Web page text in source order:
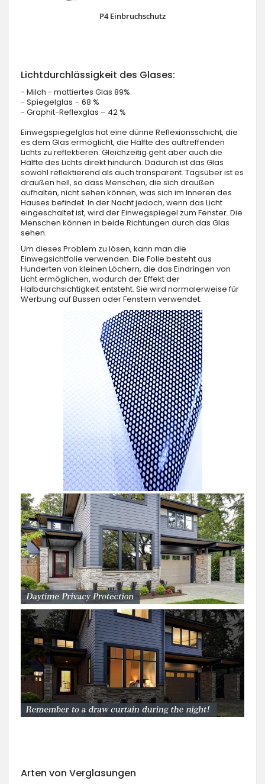
P4 Einbruchschutz
Lichtdurchlässigkeit des Glases:
- Milch - mattiertes Glas 89%.
- Spiegelglas – 68 %
- Graphit-Reflexglas – 42 %
Einwegspiegelglas hat eine dünne Reflexionsschicht, die
es dem Glas ermöglicht, die Hälfte des auftreffenden
Lichts zu reflektieren. Gleichzeitig geht aber auch die
Hälfte des Lichts direkt hindurch. Dadurch ist das Glas
sowohl reflektierend als auch transparent. Tagsüber ist es
draußen hell, so dass Menschen, die sich draußen
aufhalten, nicht sehen können, was sich im Inneren des
Hauses befindet. In der Nacht jedoch, wenn das Licht
eingeschaltet ist, wird der Einwegspiegel zum Fenster. Die
Menschen können in beide Richtungen durch das Glas
sehen.
Um dieses Problem zu lösen, kann man die
Einwegsichtfolie verwenden. Die Folie besteht aus
Hunderten von kleinen Löchern, die das Eindringen von
Licht ermöglichen, wodurch der Effekt der
Halbdurchsichtigkeit entsteht. Sie wird normalerweise für
Werbung auf Bussen oder Fenstern verwendet.
Arten von Verglasungen